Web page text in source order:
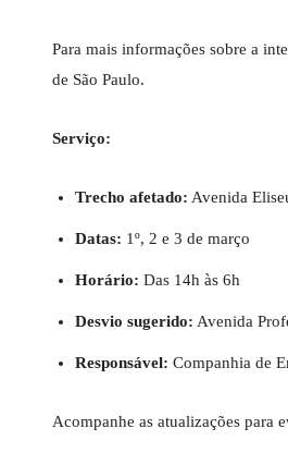
Para mais informações sobre a
de São Paulo.
Serviço:
Trecho afetado: Avenida
Datas: 1º, 2 e 3 de março
Horário: Das 14h às 6h
Desvio sugerido: Avenida
Responsável: Companhia de
Acompanhe as atualizações para